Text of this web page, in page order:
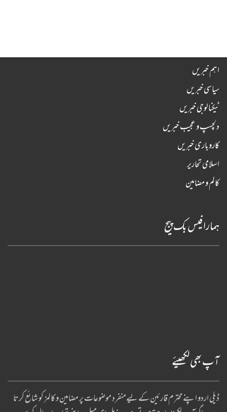
اہم خبریں
سیاسی خبریں
ٹیکنالوجی خبریں
دلچسپ و عجیب خبریں
کاروباری خبریں
اسلامی تحاریر
کالم و مضامین
ہمارا فیس بک پیج
آپ بھی لکھیئے
ڈیلی اردو اپنے محترم قارئین کے لیےمنفرد موضوعات پر مضامین و کالمز کو شائع کرتا